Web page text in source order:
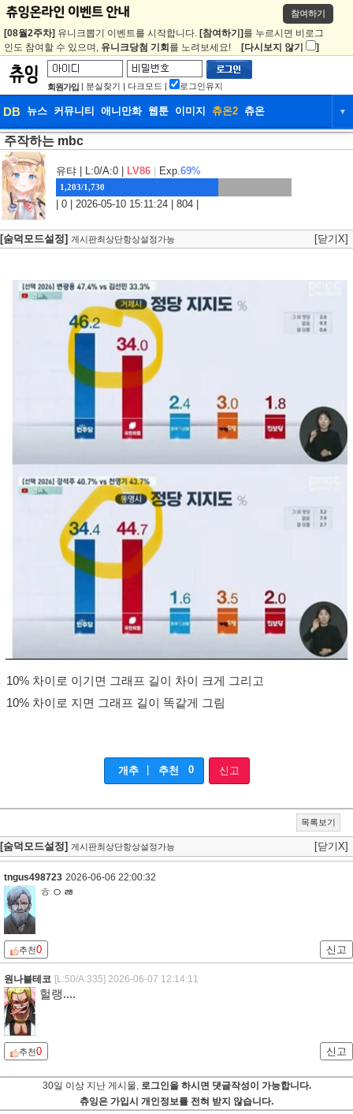
참여하기
[08월2주차] 유니크뽑기 이벤트를 시작합니다. [참여하기] 를 누르시면 비로그
인도 참여할 수 있으며, 유니크당첨 기회 를 노려보세요! [다시보지 않기 ]
회원가입 | 분실찾기 | 다크모드 | 로그인유지
DB 뉴스 커뮤니티 애니만화 웹툰 이미지 츄온2 츄온 ▼
DB
웹툰 이미지
주작하는 mbc
유탸 | L:0/A:0 | LV86 Exp.69%
1,203/1,730
| 0 | 2026-05-10 15:11:24 | 804 |
[숨덕모드설정] 게시판최상단항상설정가능 [닫기X]
10% 차이로 이기면 그래프 길이 차이 크게 그리고
10% 차이로 지면 그래프 길이 똑같게 그림
개추 추천 0 신고
목록보기
[숨덕모드설정] 게시판최상단항상설정가능 [닫기X]
tngus498723 2026-06-06 22:00:32
ㅎㅇㅀ
추천0 신고
원나블테코 [L:50/A:335] 2026-06-07 12:14:11
헐랭....
추천0 신고
30일 이상 지난 게시물, 로그인을 하시면 댓글작성이 가능합니다.
츄잉은 가입시 개인정보를 전혀 받지 않습니다.